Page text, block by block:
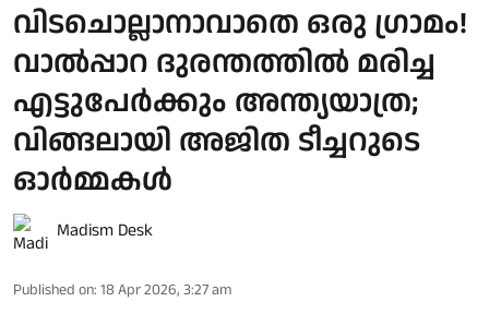
വിടചൊല്ലാനാവാതെ ഒരു ഗ്രാമം!
വാൽപ്പാറ ദുരന്തത്തിൽ മരിച്ച
എട്ടുപേർക്കും അന്ത്യയാത്ര;
വിങ്ങലായി അജിത ടീച്ചറുടെ
ഓർമ്മകൾ
Madism Desk
Published on: 18 Apr 2026, 3:27 am